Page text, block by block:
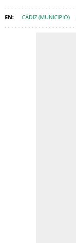
CÁDIZ (MUNICIPIO)